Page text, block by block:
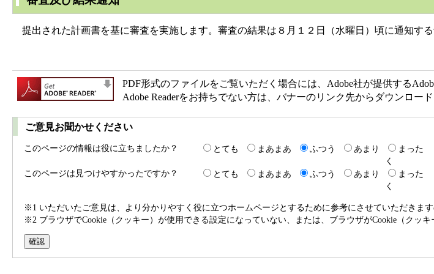
提出された計画書を基に審査を実施します。審査の結果は８月１２日（水曜日）頃に通知する
PDF形式のファイルをご覧いただく場合には、Adobe社が提供する
Adobe Readerをお持ちでない方は、バナーのリンク先からダウンロー
ご意見お聞かせください
このページの情報は役に立ちましたか？ とても まあまあ ふつう あまり
まった
く
このページは見つけやすかったですか？
とても まあまあ ふつう あまり
まった
く
※1 いただいたご意見は、より分かりやすく役に立つホームページとするために参考にさせていただきま
※2 ブラウザでCookie（クッキー）が使用できる設定になっていない、または、ブラウザがCookie（クッ